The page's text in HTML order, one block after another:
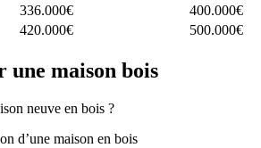
336.000€
400.000€
420.000€ 500.000€
maison bois
neuve en bois ?
d’une maison en bois